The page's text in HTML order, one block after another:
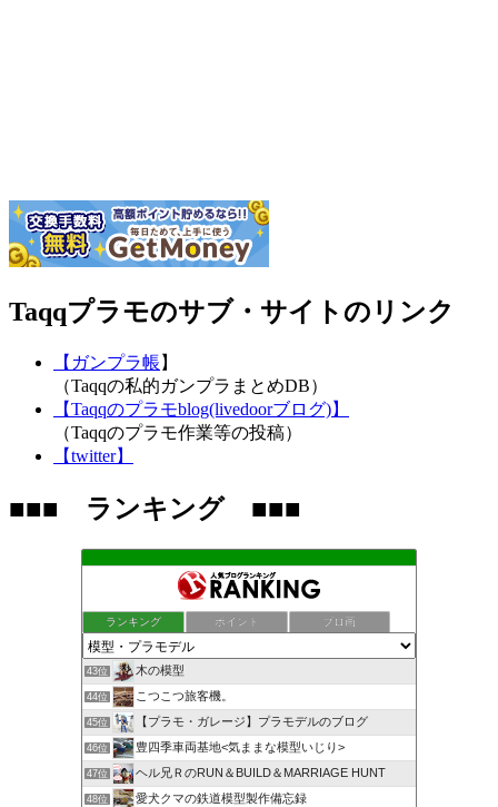
Taqqプラモのサブ・サイトのリンク
【ガンプラ帳 】
（Taqqの私的ガンプラまとめDB）
【Taqqのプラモblog(livedoorブログ)】
（Taqqのプラモ作業等の投稿）
【twitter】
■■■ ランキング ■■■
ランキング ポイント ブロ画
43位 木の模型
44位 こつこつ旅客機。
45位 【プラモ・ガレージ】プラモデルのブログ
46位 豊四季車両基地<気ままな模型いじり>
47位 ヘル兄ＲのRUN＆BUILD＆MARRIAGE HUNT
48位 愛犬クマの鉄道模型製作備忘録